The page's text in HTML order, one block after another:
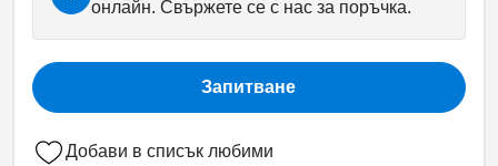
онлайн. Свържете се с нас за поръчка.
Запитване
Добави в списък любими